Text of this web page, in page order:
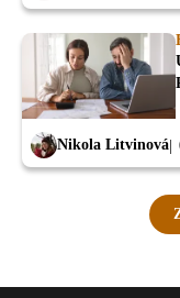
Nikola Litvinová